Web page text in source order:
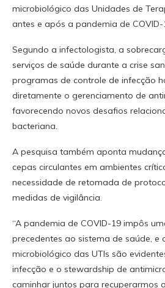
microbiológico das Unidades de
antes e após a pandemia de COVID-
Segundo a infectologista, a
serviços de saúde durante a crise
programas de controle de infecção
diretamente o gerenciamento de
favorecendo novos desafios
bacteriana.
A pesquisa também aponta
cepas circulantes em ambientes
necessidade de retomada de
medidas de vigilância.
“A pandemia de COVID-19 impôs
precedentes ao sistema de saúde, e
microbiológico das UTIs são
infecção e o stewardship de
caminhar juntos para recuperarmos